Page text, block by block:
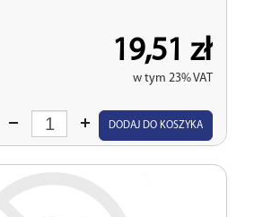
19,51 zł
w tym 23% VAT
Wprowadź
DODAJ DO KOSZYKA